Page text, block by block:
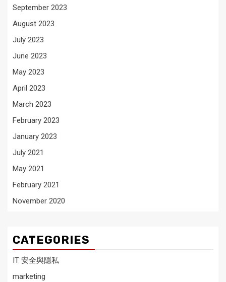
September 2023
August 2023
July 2023
June 2023
May 2023
April 2023
March 2023
February 2023
January 2023
July 2021
May 2021
February 2021
November 2020
CATEGORIES
IT 安全與隱私
marketing